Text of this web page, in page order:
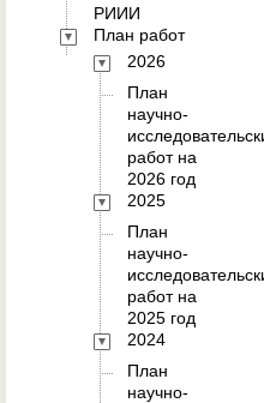
РИИИ
План работ
2026
План
научно-
работ на
2026 год
2025
План
научно-
работ на
2025 год
2024
План
научно-